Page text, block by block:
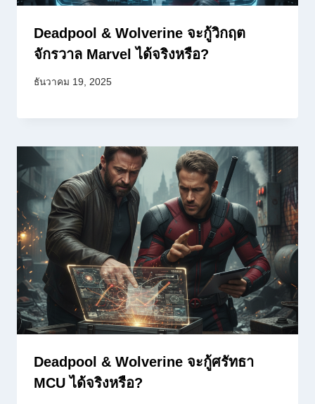
Deadpool & Wolverine จะกู้วิกฤต
จักรวาล Marvel ได้จริงหรือ?
ธันวาคม 19, 2025
Deadpool & Wolverine จะกู้ศรัทธา
MCU ได้จริงหรือ?